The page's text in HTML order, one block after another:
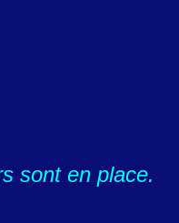
sont en place.